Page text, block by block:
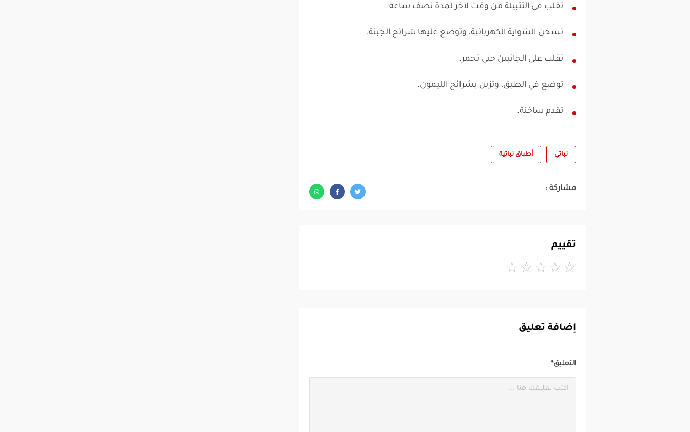
تقلب في التتبيلة من وقت لآخر لمدة نصف ساعة.
تسخن الشواية الكهربائية، وتوضع عليها شرائح الجبنة.
تقلب على الجانبين حتى تحمر.
توضع في الطبق، وتزين بشرائح الليمون.
تقدم ساخنة.
نباتي أطباق نباتية
مشاركة :
تقييم
إضافة تعليق
التعليق*